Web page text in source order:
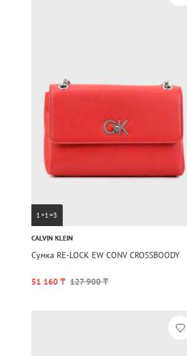
1+1=3
CALVIN KLEIN
Сумка RE-LOCK EW CONV CROSSBOODY
51 160 ₸ 127 900 ₸